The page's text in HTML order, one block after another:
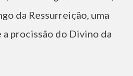
da Ressurreição, uma
procissão do Divino da